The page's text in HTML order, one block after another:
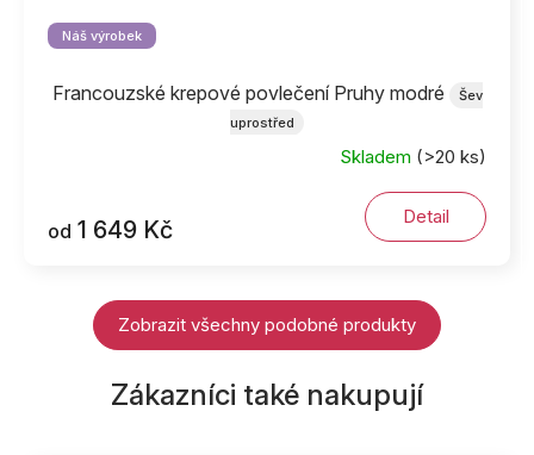
Náš výrobek
Francouzské krepové povlečení Pruhy modré
Šev
uprostřed
Skladem (>20 ks)
od 1 649 Kč Detail
Zobrazit všechny podobné produkty
Zákazníci také nakupují